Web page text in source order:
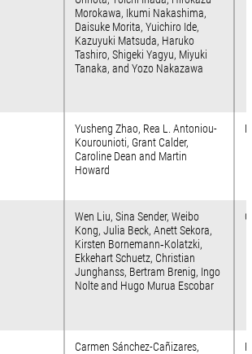
Morokawa, Ikumi Nakashima,
Daisuke Morita, Yuichiro Ide,
Kazuyuki Matsuda, Haruko
Tashiro, Shigeki Yagyu, Miyuki
Tanaka, and Yozo Nakazawa
Yusheng Zhao, Rea L. Antoniou-
Kourounioti, Grant Calder,
Caroline Dean and Martin
Howard
Wen Liu, Sina Sender, Weibo
Kong, Julia Beck, Anett Sekora,
Kirsten Bornemann‑Kolatzki,
Ekkehart Schuetz, Christian
Junghanss, Bertram Brenig, Ingo
Nolte and Hugo Murua Escobar
Carmen Sánchez-Cañizares,